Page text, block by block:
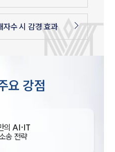
자수 시 감경 효과
요 강점
의 AI·IT
송 전략